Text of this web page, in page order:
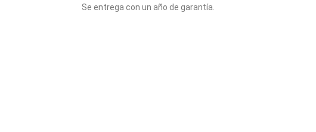
Se entrega con un año de garantía.